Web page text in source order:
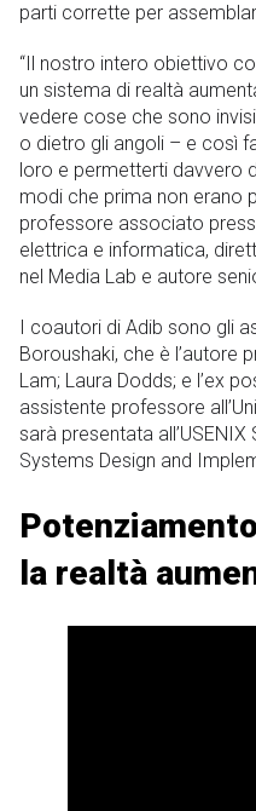
parti corrette per
“Il nostro intero obiettivo
un sistema di realtà
vedere cose che sono
o dietro gli angoli – e così
loro e permetterti davvero
modi che prima non erano
professore associato
elettrica e informatica,
nel Media Lab e autore
I coautori di Adib sono gli
Boroushaki, che è l’autore
Lam; Laura Dodds; e l’ex
assistente professore
sarà presentata
Systems Design and
la realtà